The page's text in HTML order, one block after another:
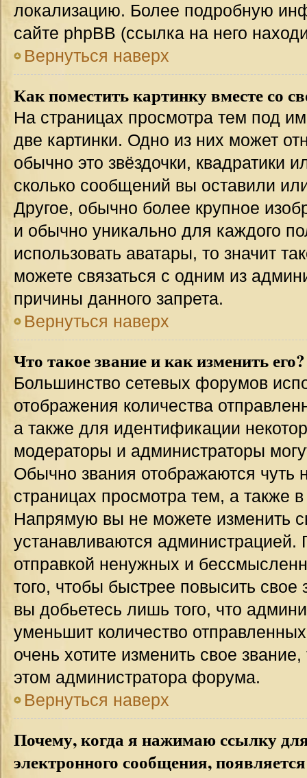
локализацию. Более подробную
сайте phpBB (ссылка на него
Вернуться наверх
Как поместить картинку вместе со
На страницах просмотра тем под
две картинки. Одно из них может
обычно это звёздочки, квадратики
сколько сообщений вы оставили
Другое, обычно более крупное
и обычно уникально для каждого
использовать аватары, то значит
можете связаться с одним из
причины данного запрета.
Вернуться наверх
Что такое звание и как изменить его?
Большинство сетевых форумов
отображения количества
а также для идентификации
модераторы и администраторы
Обычно звания отображаются чуть
страницах просмотра тем, а также
Напрямую вы не можете изменить
устанавливаются администрацией.
отправкой ненужных и
того, чтобы быстрее повысить
вы добьетесь лишь того, что
уменьшит количество
очень хотите изменить свое
этом администратора форума.
Вернуться наверх
Почему, когда я нажимаю ссылку
электронного сообщения,